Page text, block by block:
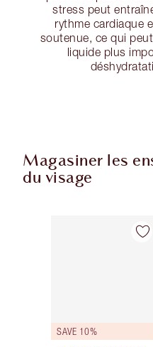
stress peut
rythme cardiaque
soutenue, ce qui
liquide plus
Magasiner les
du visage
Article 1
SAVE 10%